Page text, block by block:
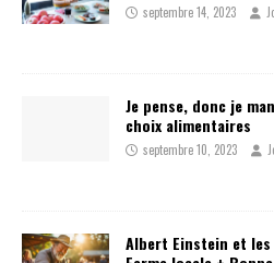
septembre 14, 2023
Je pense, donc je
choix alimentaires
septembre 10, 2023
Albert Einstein et les